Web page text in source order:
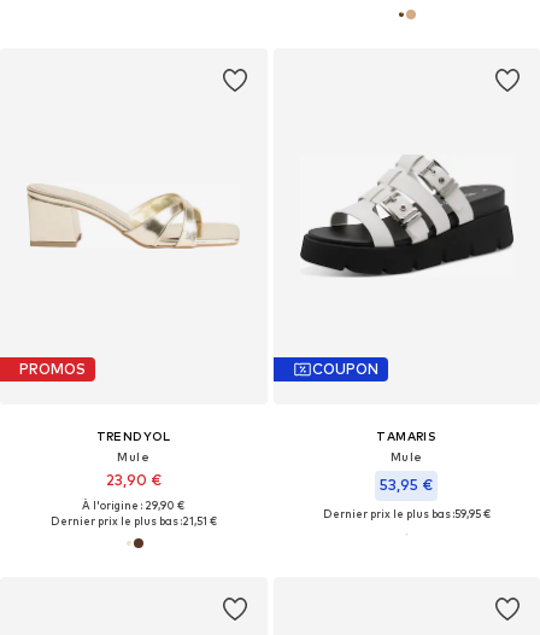
PROMOS
TRENDYOL
Mule
23,90 €
À l'origine : 29,90 €
Dernier prix le plus bas :21,51 €
COUPON
TAMARIS
Mule
53,95 €
Dernier prix le plus bas :59,95 €